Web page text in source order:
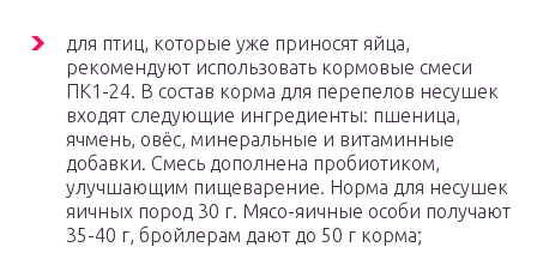
для птиц, которые уже приносят яйца,
рекомендуют использовать кормовые смеси
ПК1-24. В состав корма для перепелов несушек
входят следующие ингредиенты: пшеница,
ячмень, овёс, минеральные и витаминные
добавки. Смесь дополнена пробиотиком,
улучшающим пищеварение. Норма для несушек
яичных пород 30 г. Мясо-яичные особи получают
35-40 г, бройлерам дают до 50 г корма;